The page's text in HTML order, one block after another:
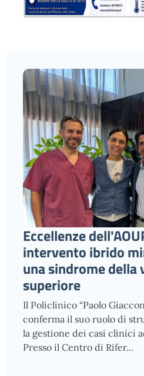
Eccellenze
intervento ibrido
una sindrome della
superiore
Il Policlinico “Paolo
conferma il suo ruolo di
la gestione dei casi clinici
Presso il Centro di Rifer...